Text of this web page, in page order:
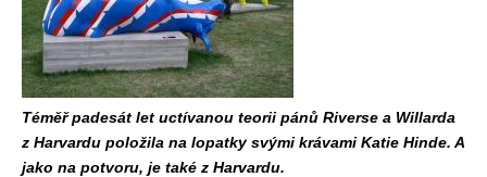
Téměř padesát let uctívanou teorii pánů Riverse a Willarda
z Harvardu položila na lopatky svými krávami Katie Hinde. A
jako na potvoru, je také z Harvardu.